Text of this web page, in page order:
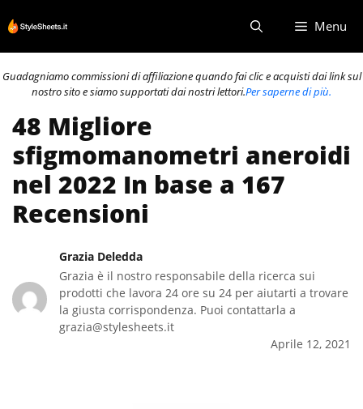
al
contenuto
Menu
Guadagniamo commissioni di affiliazione quando fai clic e acquisti dai link sul
nostro sito e siamo supportati dai nostri lettori.Per saperne di più.
48 Migliore
sfigmomanometri aneroidi
nel 2022 In base a 167
Recensioni
Grazia Deledda
Grazia è il nostro responsabile della ricerca sui
prodotti che lavora 24 ore su 24 per aiutarti a trovare
la giusta corrispondenza. Puoi contattarla a
grazia@stylesheets.it
Aprile 12, 2021